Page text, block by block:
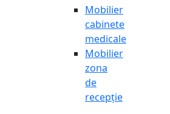
Mobilier
cabinete
medicale
Mobilier
zona
de
recepție